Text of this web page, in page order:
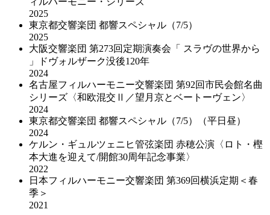
2025
東京都交響楽団 都響スペシャル（7/5）
2025
大阪交響楽団 第273回定期演奏会「 スラヴの世界から
」ドヴォルザーク没後120年
2024
名古屋フィルハーモニー交響楽団 第92回市民会館名曲
シリーズ〈和欧混交Ⅱ／望月京とベートーヴェン〉
2024
東京都交響楽団 都響スペシャル（7/5）（平日昼）
2024
ケルン・ギュルツェニヒ管弦楽団 赤穂公演〈ロト・樫
本大進を迎えて/開館30周年記念事業〉
2022
日本フィルハーモニー交響楽団 第369回横浜定期＜春
季＞
2021